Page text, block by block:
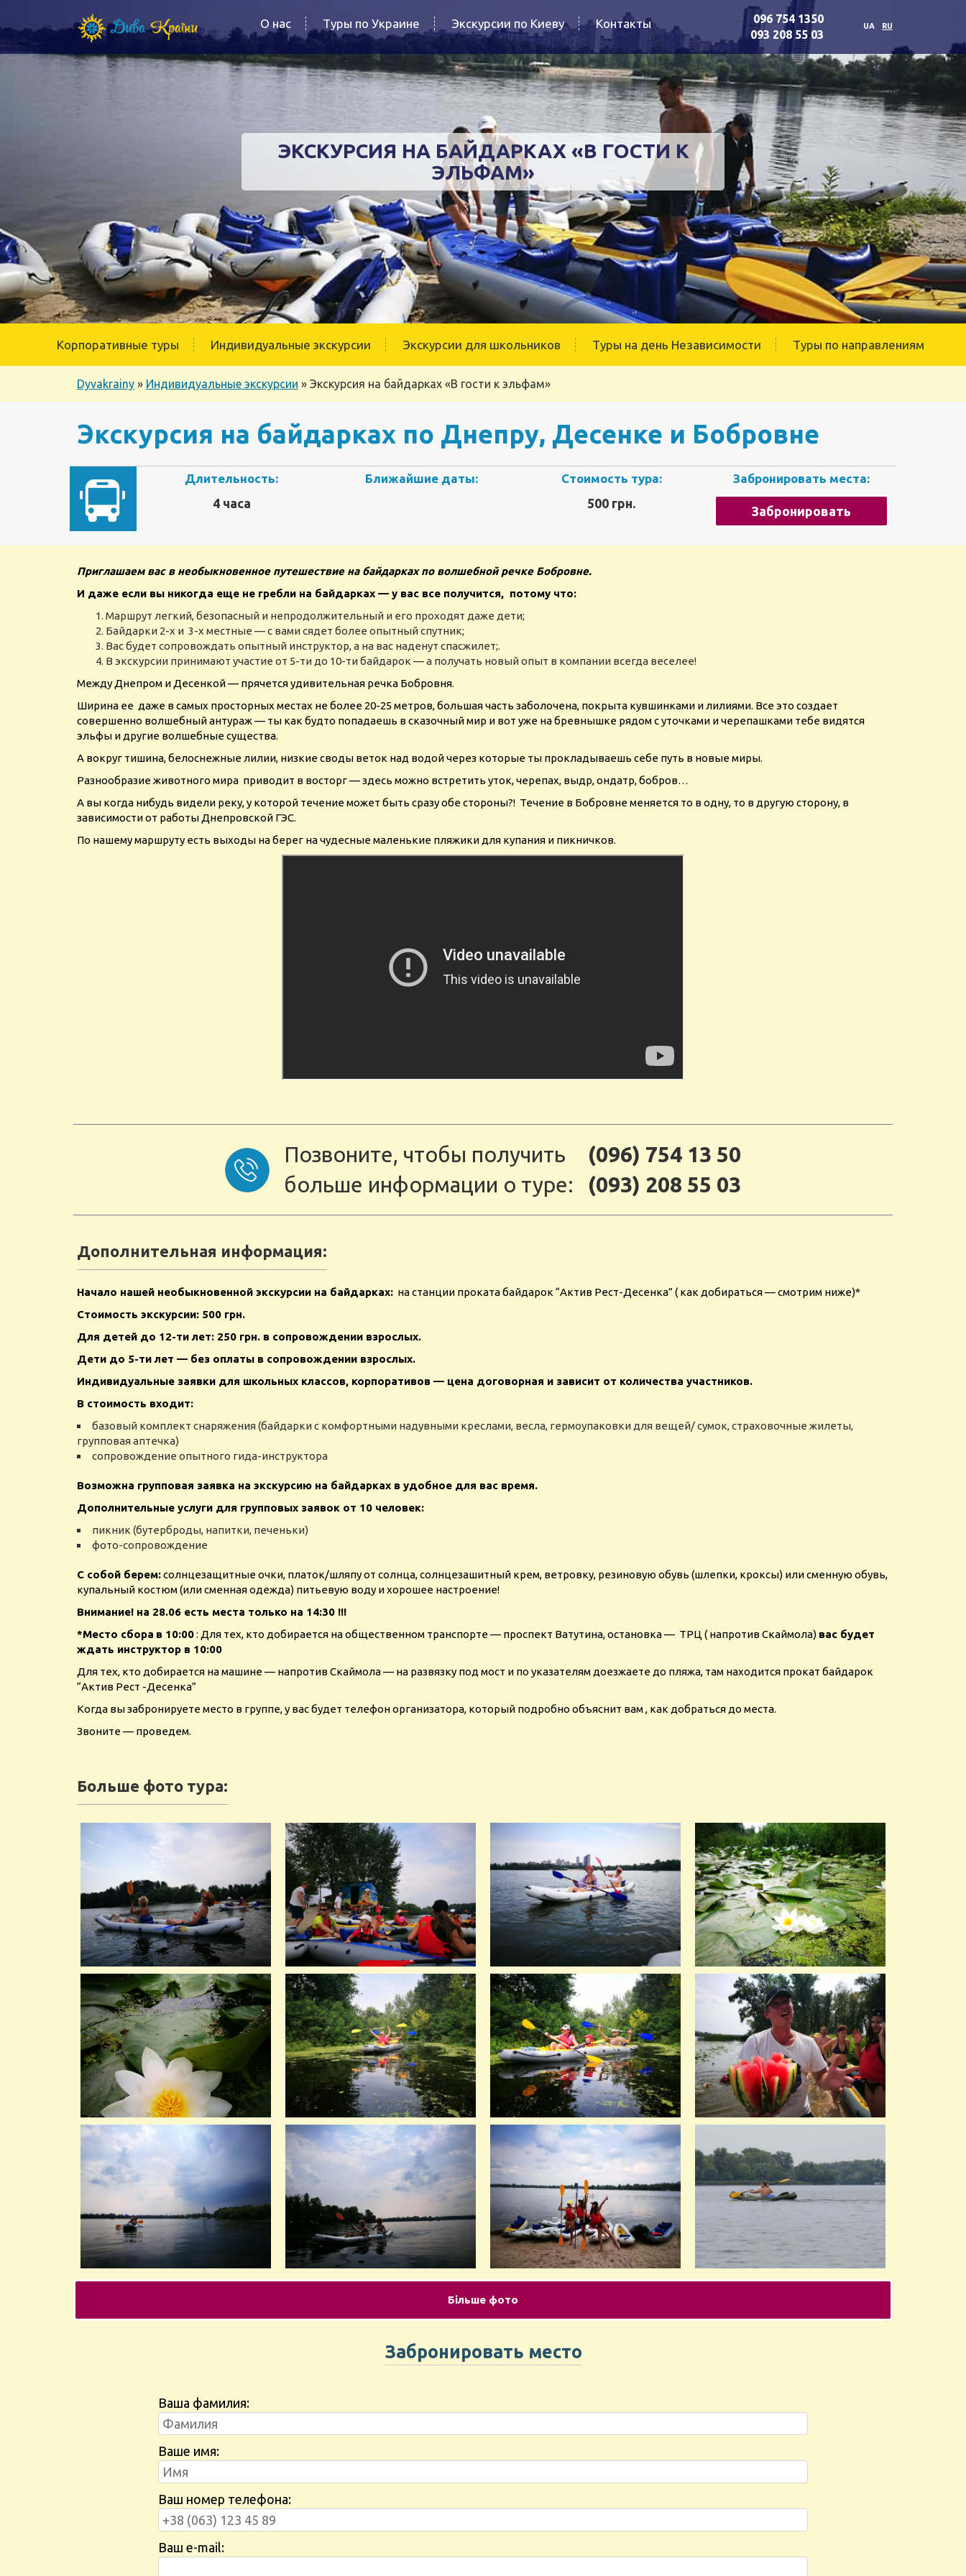
О нас Туры по Украине Экскурсии по Киеву Контакты
096 754 1350
093 208 55 03
UA RU
ЭКСКУРСИЯ НА БАЙДАРКАХ «В ГОСТИ К
ЭЛЬФАМ»
Корпоративные туры Индивидуальные экскурсии Экскурсии для школьников Туры на день Независимости Туры по направлениям
Dyvakrainy » Индивидуальные экскурсии » Экскурсия на байдарках «В гости к эльфам»
Экскурсия на байдарках по Днепру, Десенке и Бобровне
Длительность:
4 часа
Ближайшие даты: Стоимость тура:
500 грн.
Забронировать места:
Забронировать
Приглашаем вас в необыкновенное путешествие на байдарках по волшебной речке Бобровне.
И даже если вы никогда еще не гребли на байдарках — у вас все получится, потому что:
Маршрут легкий, безопасный и непродолжительный и его проходят даже дети;
Байдарки 2-х и 3-х местные — с вами сядет более опытный спутник;
Вас будет сопровождать опытный инструктор, а на вас наденут спасжилет;.
В экскурсии принимают участие от 5-ти до 10-ти байдарок — а получать новый опыт в компании всегда веселее!
Между Днепром и Десенкой — прячется удивительная речка Бобровня.
Ширина ее даже в самых просторных местах не более 20-25 метров, большая часть заболочена, покрыта кувшинками и лилиями. Все это создает
совершенно волшебный антураж — ты как будто попадаешь в сказочный мир и вот уже на бревнышке рядом с уточками и черепашками тебе видятся
эльфы и другие волшебные существа.
А вокруг тишина, белоснежные лилии, низкие своды веток над водой через которые ты прокладываешь себе путь в новые миры.
Разнообразие животного мира приводит в восторг — здесь можно встретить уток, черепах, выдр, ондатр, бобров…
А вы когда нибудь видели реку, у которой течение может быть сразу обе стороны?! Течение в Бобровне меняется то в одну, то в другую сторону, в
зависимости от работы Днепровской ГЭС.
По нашему маршруту есть выходы на берег на чудесные маленькие пляжики для купания и пикничков.
Позвоните, чтобы получить
больше информации о туре:
(096) 754 13 50
(093) 208 55 03
Дополнительная информация:
Начало нашей необыкновенной экскурсии на байдарках: на станции проката байдарок “Актив Рест-Десенка” ( как добираться — смотрим ниже)*
Стоимость экскурсии: 500 грн.
Для детей до 12-ти лет: 250 грн. в сопровождении взрослых.
Дети до 5-ти лет — без оплаты в сопровождении взрослых.
Индивидуальные заявки для школьных классов, корпоративов — цена договорная и зависит от количества участников.
В стоимость входит:
базовый комплект снаряжения (байдарки с комфортными надувными креслами, весла, гермоупаковки для вещей/ сумок, страховочные жилеты,
групповая аптечка)
сопровождение опытного гида-инструктора
Возможна групповая заявка на экскурсию на байдарках в удобное для вас время.
Дополнительные услуги для групповых заявок от 10 человек:
пикник (бутерброды, напитки, печеньки)
фото-сопровождение
С собой берем:солнцезащитные очки, платок/шляпу от солнца, солнцезашитный крем, ветровку, резиновую обувь (шлепки, кроксы) или сменную обувь,
купальный костюм (или сменная одежда) питьевую воду и хорошее настроение!
Внимание! на 28.06 есть места только на 14:30 !!!
*Место сбора в 10:00: Для тех, кто добирается на общественном транспорте — проспект Ватутина, остановка — ТРЦ ( напротив Скаймола) вас будет
ждать инструктор в 10:00
Для тех, кто добирается на машине — напротив Скаймола — на развязку под мост и по указателям доезжаете до пляжа, там находится прокат байдарок
“Актив Рест -Десенка”
Когда вы забронируете место в группе, у вас будет телефон организатора, который подробно объяснит вам , как добраться до места.
Звоните — проведем.
Больше фото тура:
Більше фото
Забронировать место
Ваша фамилия:
Ваше имя:
Ваш номер телефона:
Ваш e-mail: